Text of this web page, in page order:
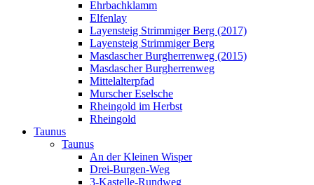
Ehrbachklamm
Elfenlay
Layensteig Strimmiger Berg (2017)
Layensteig Strimmiger Berg
Masdascher Burgherrenweg (2015)
Masdascher Burgherrenweg
Mittelalterpfad
Murscher Eselsche
Rheingold im Herbst
Rheingold
Taunus
Taunus
An der Kleinen Wisper
Drei-Burgen-Weg
3-Kastelle-Rundweg